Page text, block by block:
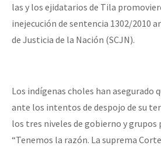
las y los ejidatarios de Tila
inejecución de sentencia 1302/2010
de Justicia de la Nación (SCJN).
Los indígenas choles han asegurado
ante los intentos de despojo de su
los tres niveles de gobierno y
“Tenemos la razón. La suprema